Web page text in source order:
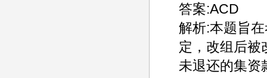
答案:ACD
解析:本题旨
定，改组后被
未退还的集资